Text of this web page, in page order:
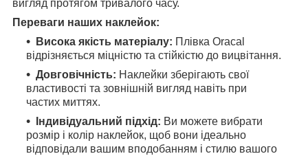
вигляд протягом тривалого часу.
Переваги наших наклейок:
Висока якість матеріалу: Плівка Oracal
відрізняється міцністю та стійкістю до вицвітання.
Довговічність: Наклейки зберігають свої
властивості та зовнішній вигляд навіть при
частих миттях.
Індивідуальний підхід: Ви можете вибрати
розмір і колір наклейок, щоб вони ідеально
відповідали вашим вподобанням і стилю вашого